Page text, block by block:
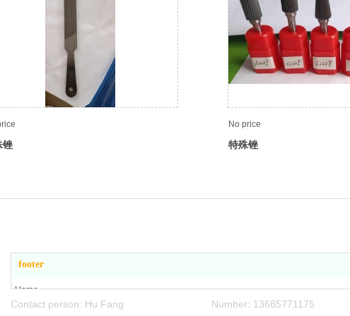
锉
No price
特殊锉
footer
Home
About Us
Contact person: Hu Fang Number: 13685771175